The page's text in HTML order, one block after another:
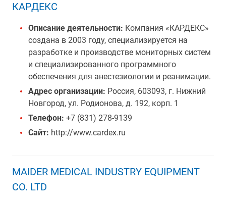
КАРДЕКС
Описание деятельности: Компания «КАРДЕКС»
создана в 2003 году, специализируется на
разработке и производстве мониторных систем
и специализированного программного
обеспечения для анестезиологии и реанимации.
Адрес организации: Россия, 603093, г. Нижний
Новгород, ул. Родионова, д. 192, корп. 1
Телефон: +7 (831) 278-9139
Сайт: http://www.cardex.ru
MAIDER MEDICAL INDUSTRY EQUIPMENT
СО. LTD